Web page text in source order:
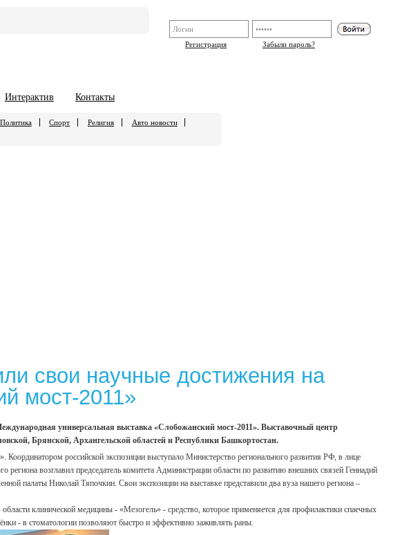
Регистрация
Забыли пароль?
Интерактив Контакты
Политика Спорт Религия
Авто новости
свои научные достижения на
мост-2011»
универсальная выставка «Слобожанский мост-2011». Выставочный центр
Брянской, Архангельской областей и Республики Башкортостан.
российской экспозиции выступало Министерство регионального развития РФ, в лице
возглавил председатель комитета Администрации области по развитию внешних связей Геннадий
палаты Николай Тяпочкин. Свои экспозиции на выставке представили два вуза нашего региона –
клинической медицины - «Мезогель» - средство, которое применяется для профилактики спаечных
- в стоматологии позволяют быстро и эффективно заживлять раны.